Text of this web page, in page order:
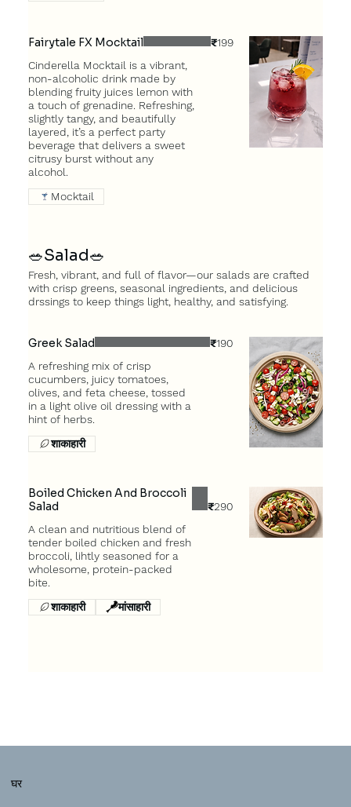
Fairytale FX Mocktail
Cinderella Mocktail is a vibrant,
non-alcoholic drink made by
blending fruity juices lemon with
a touch of grenadine. Refreshing,
slightly tangy, and beautifully
layered, it’s a perfect party
beverage that delivers a sweet
citrusy burst without any
alcohol.
₹199
Mocktail
🥗Salad🥗
Fresh, vibrant, and full of flavor—our salads are crafted
with crisp greens, seasonal ingredients, and delicious
Greek Salad
A refreshing mix of crisp
cucumbers, juicy tomatoes,
olives, and feta cheese, tossed
in a light olive oil dressing with a
hint of herbs.
₹190
शाकाहारी
Boiled Chicken And Broccoli
Salad
A clean and nutritious blend of
tender boiled chicken and fresh
broccoli, lihtly seasoned for a
wholesome, protein-packed
₹290
शाकाहारी मांसाहारी
घर